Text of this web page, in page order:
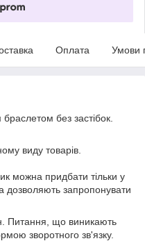
Оплата Умови
без застібок.
виду товарів.
можна придбати тільки у
дозволяють запропонувати
Питання, що виникають
зворотного зв'язку.